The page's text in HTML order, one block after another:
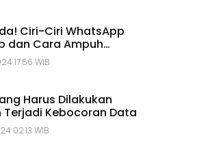
Ciri-Ciri WhatsApp
dan Cara Ampuh
17.56 WIB
Harus Dilakukan
Terjadi Kebocoran Data
02.13 WIB